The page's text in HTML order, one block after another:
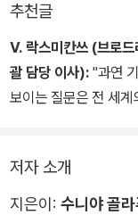
닝, 강화 학습, 앙상블
을 충실히 다룬다. 특
장 마지막에 R,
고리즘의 구현 방안도
추천글
V. 락스미칸쓰 (브로
괄 담당 이사): "과연
보이는 질문은 전 세
있을까?"로 바꿨다. 이
심이 생기는 계기를
저자 소개
지은이: 수니야 골라